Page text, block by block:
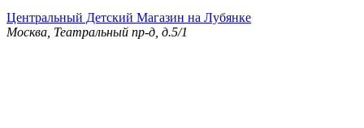
Центральный Детский Магазин на Лубянке
Москва, Театральный пр-д, д.5/1